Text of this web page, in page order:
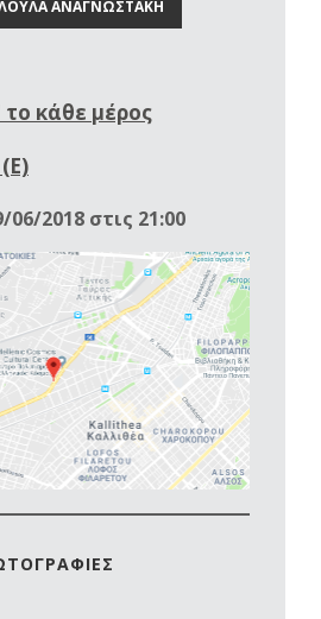
ΑΝΑΓΝΩΣΤΑΚΗ
το κάθε μέρος
06/2018 στις 21:00